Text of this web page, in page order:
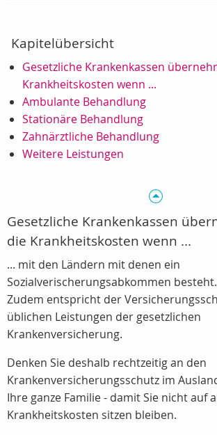
Kapitelübersicht
Gesetzliche Krankenkassen
Krankheitskosten wenn ...
Ambulante Behandlung
Stationäre Behandlung
Zahnärztliche Behandlung
Weitere Leistungen
Gesetzliche Krankenkassen
die Krankheitskosten wenn ...
... mit den Ländern mit denen ein
Sozialverischerungsabkommen besteht.
Zudem entspricht der
üblichen Leistungen der gesetzlichen
Krankenversicherung.
Denken Sie deshalb rechtzeitig an den
Krankenversicherungsschutz im
Ihre ganze Familie - damit Sie nicht auf
Krankheitskosten sitzen bleiben.